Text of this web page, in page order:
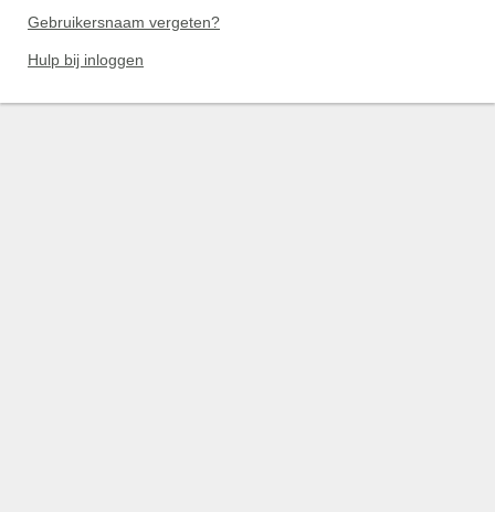
Gebruikersnaam vergeten?
Hulp bij inloggen